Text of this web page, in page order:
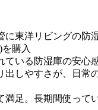
に東洋リビングの防
を購入
ている防湿庫の安心
出しやすさが、日常
満足。長期間使って